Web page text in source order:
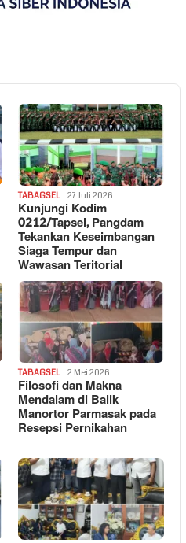
TABAGSEL 27 Juli 2026
Kunjungi Kodim
0212/Tapsel, Pangdam
Tekankan Keseimbangan
Siaga Tempur dan
Wawasan Teritorial
TABAGSEL 2 Mei 2026
Filosofi dan Makna
Mendalam di Balik
Manortor Parmasak pada
Resepsi Pernikahan